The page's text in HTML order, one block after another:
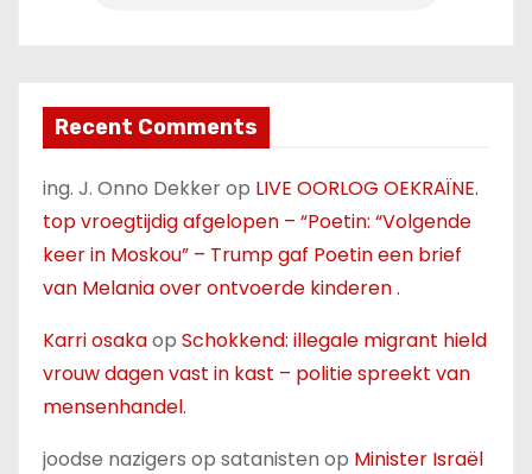
Recent Comments
ing. J. Onno Dekkerop LIVE OORLOG OEKRAÏNE.
top vroegtijdig afgelopen – “Poetin: “Volgende
keer in Moskou” – Trump gaf Poetin een brief
van Melania over ontvoerde kinderen .
Karri osakaop Schokkend: illegale migrant hield
vrouw dagen vast in kast – politie spreekt van
mensenhandel.
joodse nazigers op satanisten op Minister Israël